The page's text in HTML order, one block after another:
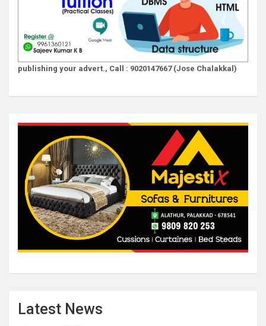
publishing your advert., Call : 9020147667 (Jose Chalakkal)
Latest News